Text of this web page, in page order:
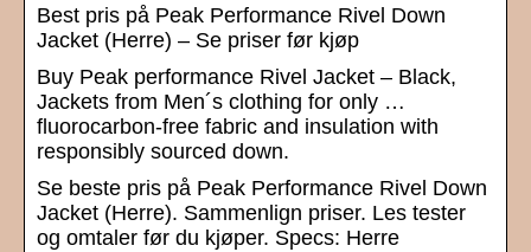
Best pris på Peak Performance Rivel Down
Jacket (Herre) – Se priser før kjøp
Buy Peak performance Rivel Jacket – Black,
Jackets from Men´s clothing for only …
fluorocarbon-free fabric and insulation with
responsibly sourced down.
Se beste pris på Peak Performance Rivel Down
Jacket (Herre). Sammenlign priser. Les tester
og omtaler før du kjøper. Specs: Herre